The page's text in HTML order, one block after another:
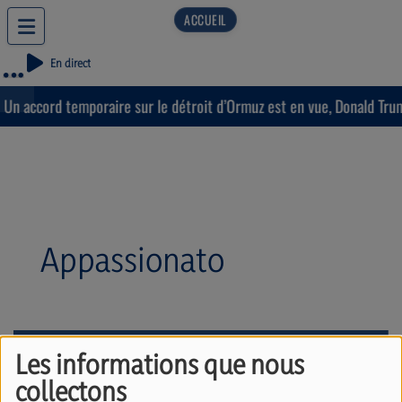
Les informations que nous
collectons
En direct
accord temporaire sur le détroit d’Ormuz est en vue, Donald
Appassionato